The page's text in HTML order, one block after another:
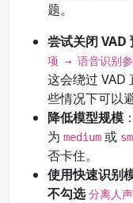
题。
尝试关闭 VAD
项 → 语音识别
这会绕过 VAD
些情况下可以
降低模型规模
为 medium 或
否卡住。
使用快速识别
不勾选 分离人